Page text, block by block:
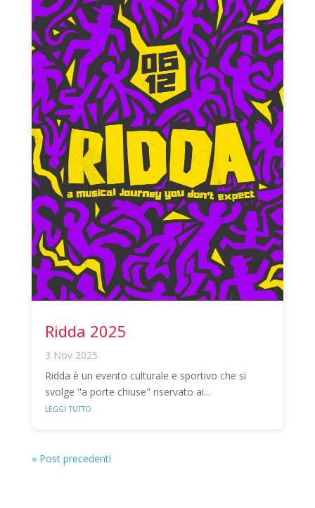
Ridda 2025
3 Nov 2025
Ridda è un evento culturale e sportivo che si
svolge "a porte chiuse" riservato ai...
leggi tutto
« Post precedenti